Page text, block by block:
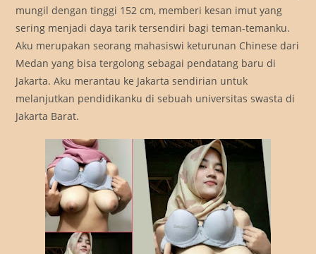
mungil dengan tinggi 152 cm, memberi kesan imut yang
sering menjadi daya tarik tersendiri bagi teman-temanku.
Aku merupakan seorang mahasiswi keturunan Chinese dari
Medan yang bisa tergolong sebagai pendatang baru di
Jakarta. Aku merantau ke Jakarta sendirian untuk
melanjutkan pendidikanku di sebuah universitas swasta di
Jakarta Barat.